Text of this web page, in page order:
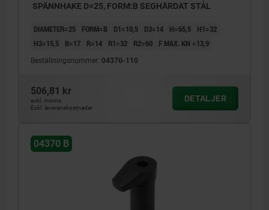
SPÄNNHAKE D=25, FORM:B SEGHÄRDAT STÅL
DIAMETER=25 FORM=B D1=10,5 D3=14 H=65,5
H1=32
H3=15,5
B=17 R=14 R1=32 R2=60 F MAX. KN =13,9
Beställningsnummer: 04370-110
506,81 kr
exkl. moms
Exkl. leveranskostnader
DETALJER
04370 B